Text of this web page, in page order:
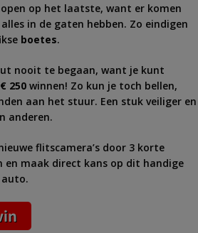
op het laatste, want er komen
in de gaten hebben. Zo eindigen
boetes.
nooit te begaan, want je kunt
250 winnen! Zo kun je toch bellen,
aan het stuur. Een stuk veiliger en
anderen.
flitscamera’s door 3 korte
en maak direct kans op dit handige